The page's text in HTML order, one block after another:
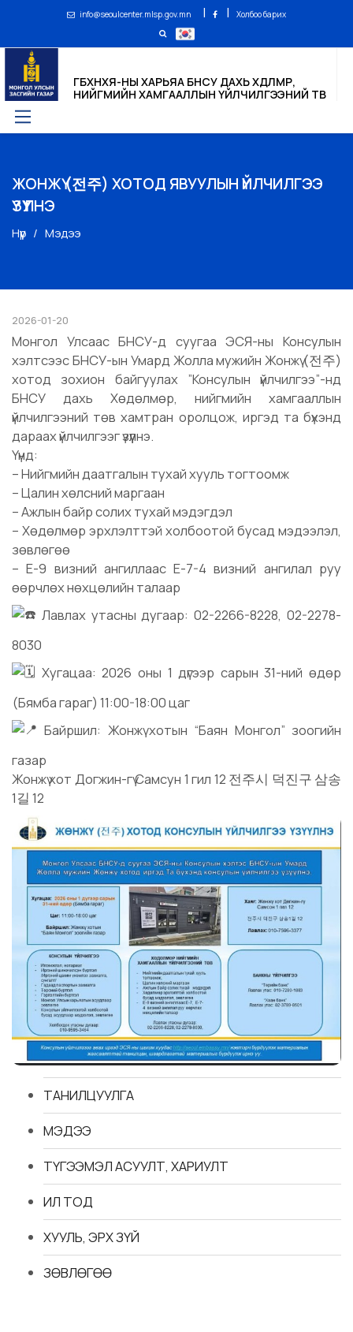
info@seoulcenter.mlsp.gov.mn | | Холбоо барих
ГБХНХЯ-НЫ ХАРЬЯА БНСУ ДАХЬ ХӨДӨЛМӨР,
НИЙГМИЙН ХАМГААЛЛЫН ҮЙЛЧИЛГЭЭНИЙ ТӨВ
ЖОНЖҮ (전주) ХОТОД ЯВУУЛЫН ҮЙЛЧИЛГЭЭ
ҮЗҮҮЛНЭ
Нүүр Мэдээ
2026-01-20
Монгол Улсаас БНСУ-д суугаа ЭСЯ-ны Консулын
хэлтсээс БНСУ-ын Умард Жолла мужийн Жонжү (전주)
хотод зохион байгуулах ”Консулын үйлчилгээ”-нд
БНСУ дахь Хөдөлмөр, нийгмийн хамгааллын
үйлчилгээний төв хамтран оролцож, иргэд та бүхэнд
дараах үйлчилгээг үзүүлнэ.
Үүнд:
– Нийгмийн даатгалын тухай хууль тогтоомж
– Цалин хөлсний маргаан
– Ажлын байр солих тухай мэдэгдэл
– Хөдөлмөр эрхлэлттэй холбоотой бусад мэдээлэл,
зөвлөгөө
– E-9 визний ангиллаас E-7-4 визний ангилал руу
өөрчлөх нөхцөлийн талаар
Лавлах утасны дугаар: 02-2266-8228, 02-2278-
8030
Хугацаа: 2026 оны 1 дүгээр сарын 31-ний өдөр
(Бямба гараг) 11:00-18:00 цаг
Байршил: Жонжү хотын “Баян Монгол” зоогийн
газар
Жонжү хот Догжин-гү Самсун 1 гил 12 전주시 덕진구 삼송
1길 12
ТАНИЛЦУУЛГА
МЭДЭЭ
ТҮГЭЭМЭЛ АСУУЛТ, ХАРИУЛТ
ИЛ ТОД
ХУУЛЬ, ЭРХ ЗҮЙ
ЗӨВЛӨГӨӨ